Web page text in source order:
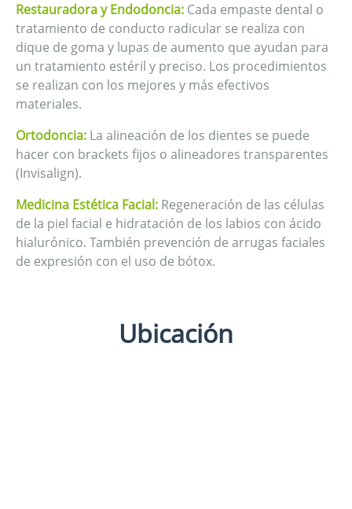
Restauradora y Endodoncia: Cada empaste dental o
tratamiento de conducto radicular se realiza con
dique de goma y lupas de aumento que ayudan para
un tratamiento estéril y preciso. Los procedimientos
se realizan con los mejores y más efectivos
materiales.
Ortodoncia: La alineación de los dientes se puede
hacer con brackets fijos o alineadores transparentes
(Invisalign).
Medicina Estética Facial: Regeneración de las células
de la piel facial e hidratación de los labios con ácido
hialurónico. También prevención de arrugas faciales
de expresión con el uso de bótox.
Ubicación